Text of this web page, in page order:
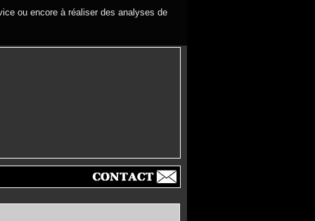
ou encore à réaliser des analyses de